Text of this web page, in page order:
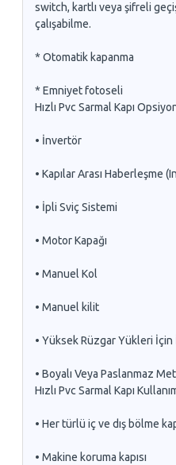
switch, kartlı veya şifreli
çalışabilme.
* Otomatik kapanma
* Emniyet fotoseli
Hızlı Pvc Sarmal Kapı
• İnvertör
• Kapılar Arası Haberleşme
• İpli Sviç Sistemi
• Motor Kapağı
• Manuel Kol
• Manuel kilit
• Yüksek Rüzgar Yükleri
• Boyalı Veya Paslanmaz
Hızlı Pvc Sarmal Kapı
• Her türlü iç ve dış bölme
• Makine koruma kapısı